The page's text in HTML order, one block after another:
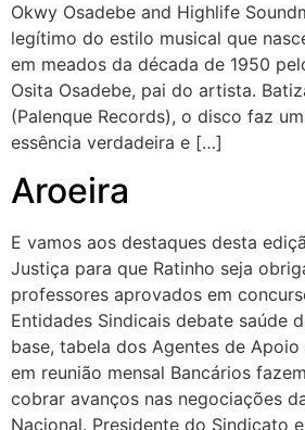
Okwy Osadebe and Highlife
legítimo do estilo musical que
em meados da década de 1950
Osita Osadebe, pai do artista.
(Palenque Records), o disco faz
essência verdadeira e […]
Aroeira
E vamos aos destaques desta
Justiça para que Ratinho seja
professores aprovados em
Entidades Sindicais debate saúde
base, tabela dos Agentes de Apoio
em reunião mensal Bancários
cobrar avanços nas negociações
Nacional. Presidente do Sindicato